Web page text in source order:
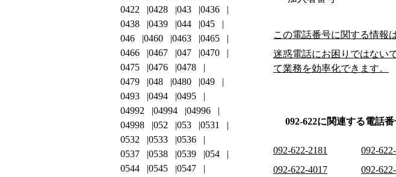
この電話番号に関する情報
迷惑電話にお困りではない
て業務を効率化できます。
092-622に関連する電話
092-622-2181 092-
092-622-4017
092-
0422
0428 043
0436
0438
0439 044
045
046
0460 0463
0465
0466
0467 047
0470
0475
0476
0478
0479
048 0480
049
0493
0494
0495
04992
04994
04996
04998
052 053
0531
0532
0533
0536
0537
0538 0539
054
0544
0545
0547